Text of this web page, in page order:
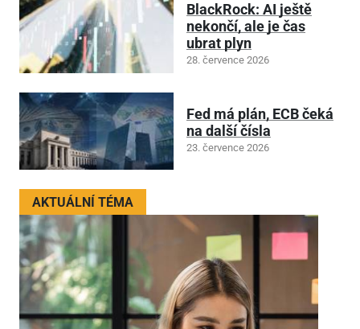
BlackRock: AI ještě
nekončí, ale je čas
ubrat plyn
28. července 2026
Fed má plán, ECB čeká
na další čísla
23. července 2026
AKTUÁLNÍ TÉMA